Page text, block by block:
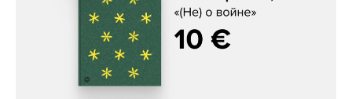
Женя Бережная, «(Не) о войне»